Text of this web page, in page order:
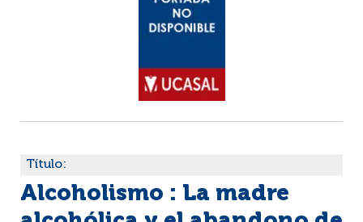
Título:
Alcoholismo : La madre